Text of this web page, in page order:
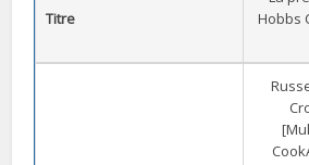
Titre
Hobbs